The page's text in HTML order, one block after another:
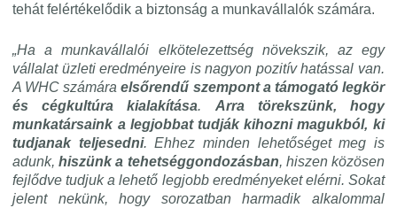
tehát felértékelődik a biztonság a munkavállalók számára.
„Ha a munkavállalói elkötelezettség növekszik, az egy
vállalat üzleti eredményeire is nagyon pozitív hatással van.
A WHC számáraelsőrendű szempont a támogató legkör
és cégkultúra kialakítása. Arra törekszünk, hogy
munkatársaink a legjobbat tudják kihozni magukból, ki
tudjanak teljesedni. Ehhez minden lehetőséget meg is
adunk,hiszünk a tehetséggondozásban, hiszen közösen
fejlődve tudjuk a lehető legjobb eredményeket elérni. Sokat
jelent nekünk, hogy sorozatban harmadik alkalommal